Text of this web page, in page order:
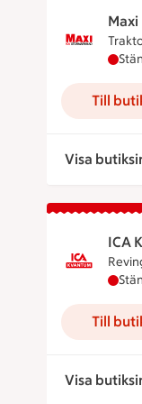
Maxi
Maxi
Till
Visa
ICA
ICA
Till
Visa